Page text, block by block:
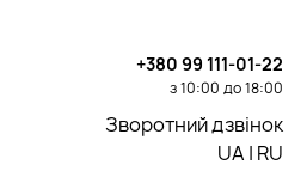
+380 99 111-01-22
з 10:00 до 18:00
Зворотний дзвінок
UA | RU